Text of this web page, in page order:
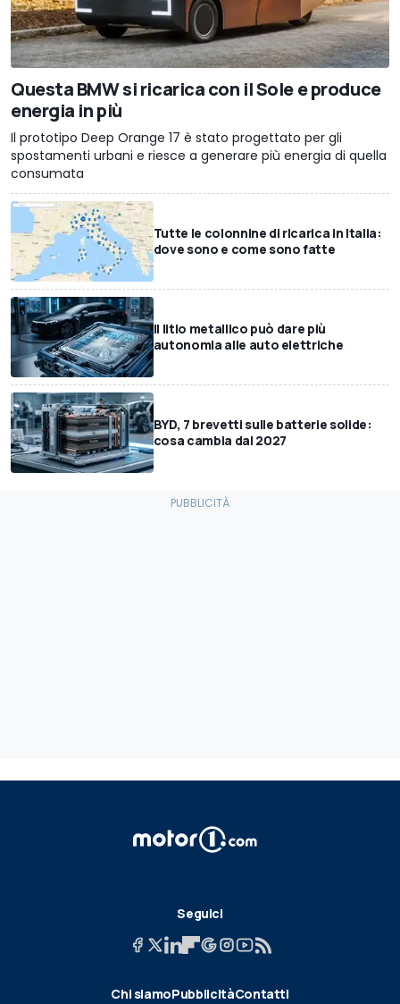
Questa BMW si ricarica con il Sole e produce
energia in più
Il prototipo Deep Orange 17 è stato progettato per gli
spostamenti urbani e riesce a generare più energia di quella
consumata
Tutte le colonnine di ricarica in Italia:
dove sono e come sono fatte
Il litio metallico può dare più
autonomia alle auto elettriche
BYD, 7 brevetti sulle batterie solide:
cosa cambia dal 2027
Seguici
Chi siamoPubblicitàContatti